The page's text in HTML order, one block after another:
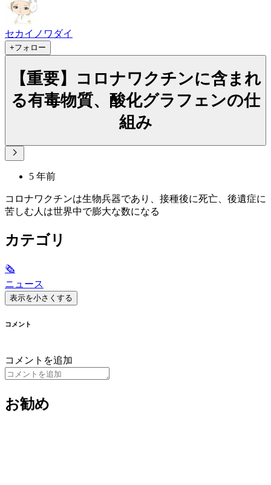
セカイノワダイ
+フォロー
【重要】コロナワクチンに含まれ
る有毒物質、酸化グラフェンの仕
組み
5 年前
コロナワクチンは生物兵器であり、接種後に死亡、後遺症に
苦しむ人は世界中で膨大な数になる
カテゴリ
🗞
ニュース
表示を小さくする
コメント
コメントを追加
お勧め